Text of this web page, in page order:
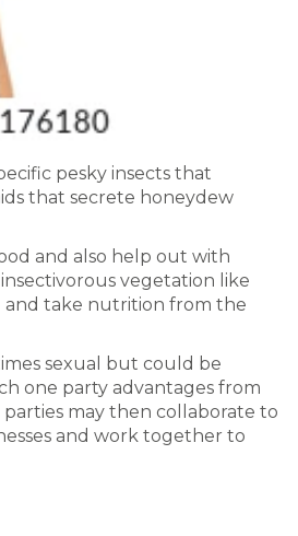
pesky insects that
that secrete honeydew
and also help out with
vegetation like
and take nutrition from the
sexual but could be
one party advantages from
may then collaborate to
and work together to